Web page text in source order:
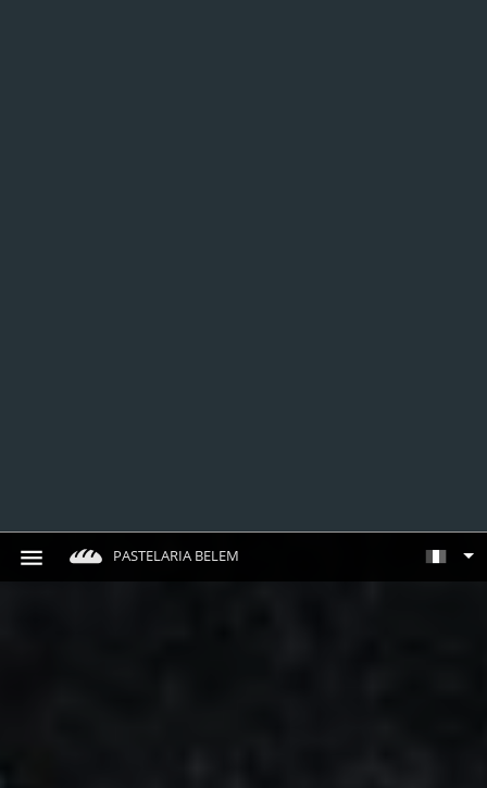
PASTELARIA BELEM